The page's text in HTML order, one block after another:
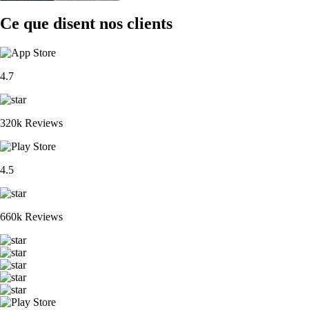
Ce que disent nos clients
4.7
320k Reviews
4.5
660k Reviews